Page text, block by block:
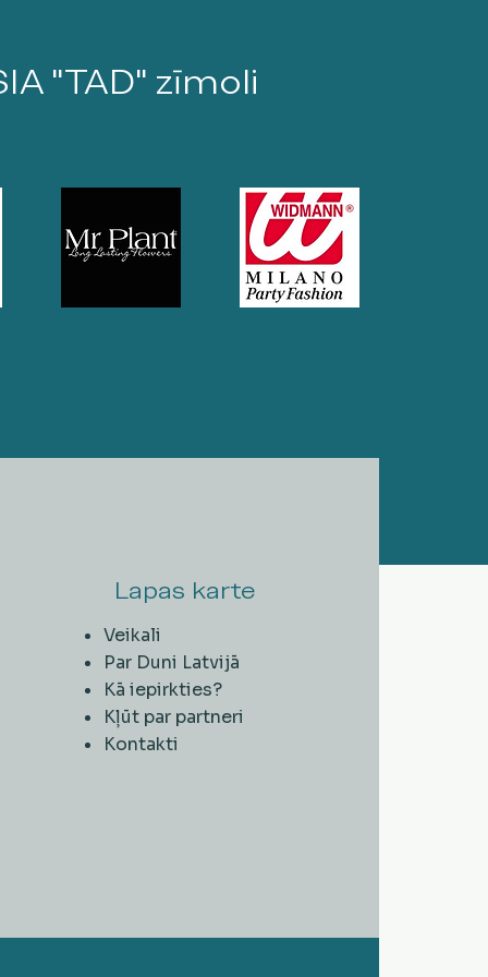
"TAD" zīmoli
Lapas karte
Veikali
Par Duni Latvijā
Kā iepirkties?
Kļūt par partneri
Kontakti